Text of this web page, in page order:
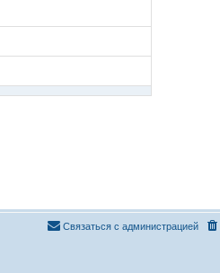
Связаться с администрацией